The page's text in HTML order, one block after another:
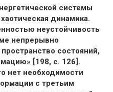
системы
динамика.
неустойчивость
непрерывно
состояний,
[198, с. 126].
нет необходимости
с третьим